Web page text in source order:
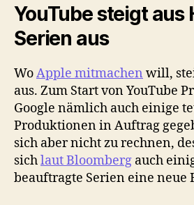
YouTube steigt aus
Serien aus
WoApple mitmachen will,
aus. Zum Start von YouTube
Google nämlich auch einige
Produktionen in Auftrag
sich aber nicht zu rechnen,
sichlaut Bloomberg auch
beauftragte Serien eine neue